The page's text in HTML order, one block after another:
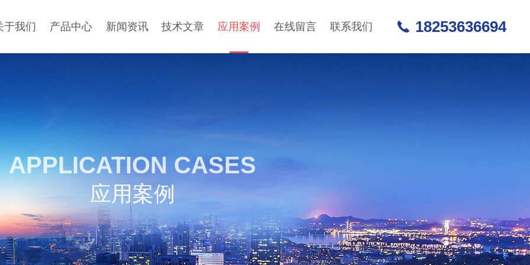
于我们 产品中心 新闻资讯 技术文章 应用案例 在线留言 联系我们 18253636694
APPLICATION CASES
应用案例